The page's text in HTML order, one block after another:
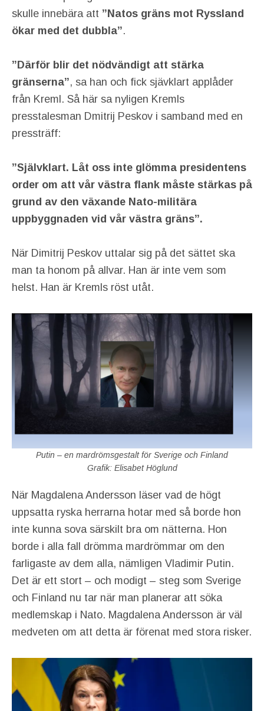
skulle innebära att ”Natos gräns mot Ryssland
ökar med det dubbla”.
”Därför blir det nödvändigt att stärka
gränserna”, sa han och fick sjävklart applåder
från Kreml. Så här sa nyligen Kremls
presstalesman Dmitrij Peskov i samband med en
pressträff:
”Självklart. Låt oss inte glömma presidentens
order om att vår västra flank måste stärkas på
grund av den växande Nato-militära
uppbyggnaden vid vår västra gräns”.
När Dimitrij Peskov uttalar sig på det sättet ska
man ta honom på allvar. Han är inte vem som
helst. Han är Kremls röst utåt.
Putin – en mardrömsgestalt för Sverige och Finland
Grafik: Elisabet Höglund
När Magdalena Andersson läser vad de högt
uppsatta ryska herrarna hotar med så borde hon
inte kunna sova särskilt bra om nätterna. Hon
borde i alla fall drömma mardrömmar om den
farligaste av dem alla, nämligen Vladimir Putin.
Det är ett stort – och modigt – steg som Sverige
och Finland nu tar när man planerar att söka
medlemskap i Nato. Magdalena Andersson är väl
medveten om att detta är förenat med stora risker.